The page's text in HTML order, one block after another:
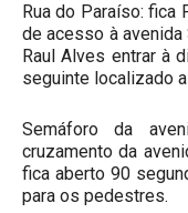
Rua do Paraíso:
de acesso à
Raul Alves entrar à
seguinte localizado
Semáforo da
cruzamento da
fica aberto 90
para os pedestres.